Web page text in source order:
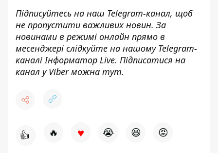
Підписуйтесь на наш Telegram-канал, щоб
не пропустити важливих новин. За
новинами в режимі онлайн прямо в
месенджері слідкуйте на нашому Telegram-
каналіІнформатор Live. Підписатися на
канал у Viber можна тут.
👍 🔥 ♥ 😭 😆 😡